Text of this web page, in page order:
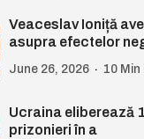
Veaceslav Ioniță
asupra efectelor
June 26, 2026 10 Min
Ucraina eliberează
prizonieri în a